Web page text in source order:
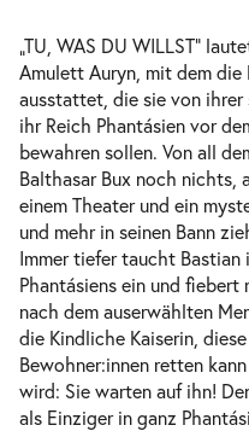
Die unendliche
Fr. 02.10.2026
16:00–18:00 Uhr
Die unendliche
Mi. 11.11.2026
10:30–12:30 Uhr
„TU, WAS DU WILLST“
Amulett Auryn, mit dem
ausstattet, die sie von ihrer
ihr Reich Phantásien vor
bewahren sollen. Von all
Balthasar Bux noch nichts,
einem Theater und ein
und mehr in seinen Bann
Immer tiefer taucht Bastian
Phantásiens ein und
nach dem auserwählten
die Kindliche Kaiserin,
Bewohner:innen retten
wird: Sie warten auf ihn!
als Einziger in ganz